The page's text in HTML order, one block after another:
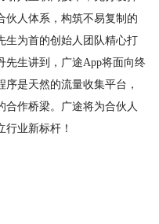
伙人体系，构筑不易复制的
生为首的创始人团队精心打
先生讲到，广途App将面向终
是天然的流量收集平台，
合作桥梁。广途将为合伙人
业新标杆！